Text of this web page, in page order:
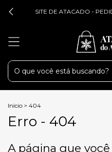
SITE DE ATACADO -
Início > 404
Erro - 404
A página que